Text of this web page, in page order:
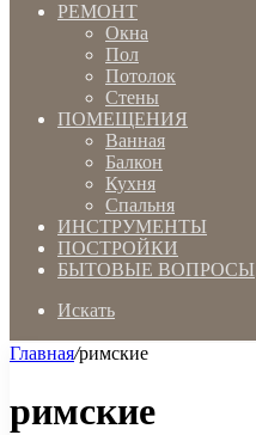
РЕМОНТ
Окна
Пол
Потолок
Стены
ПОМЕЩЕНИЯ
Ванная
Балкон
Кухня
Спальня
ИНСТРУМЕНТЫ
ПОСТРОЙКИ
БЫТОВЫЕ ВОПРОСЫ
Искать
Главная/римские
римские